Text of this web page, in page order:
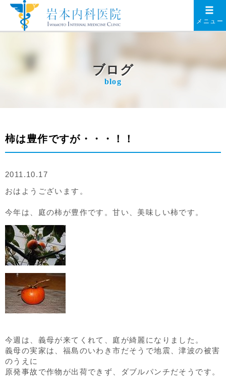
メニュー
ブログ
blog
柿は豊作ですが・・・！！
2011.10.17
おはようございます。
今年は、庭の柿が豊作です。甘い、美味しい柿です。
今週は、義母が来てくれて、庭が綺麗になりました。
義母の実家は、福島のいわき市だそうで地震、津波の被害
のうえに
原発事故で作物が出荷できず、ダブルパンチだそうです。